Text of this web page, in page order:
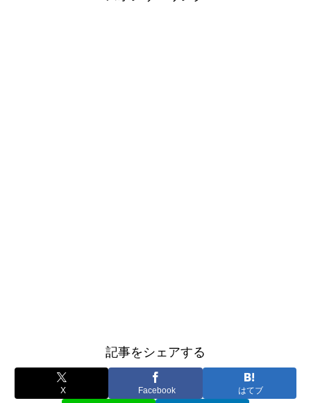
記事をシェアする
X Facebook はてブ